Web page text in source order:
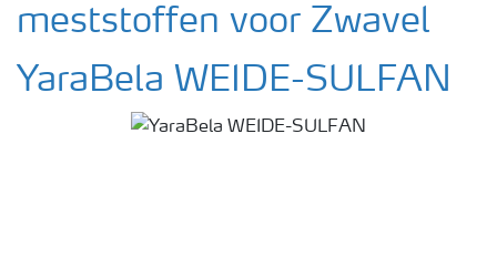
meststoffen voor Zwavel
YaraBela WEIDE-SULFAN